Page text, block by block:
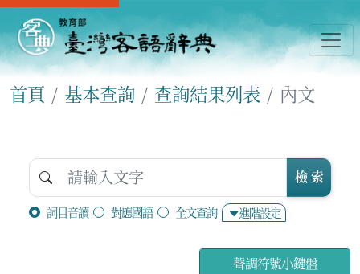
首頁 基本查詢 查詢結果列表 內文
詞目音讀 對應國語 全文查詢 進階設定
檢 索
聲調符號小鍵盤